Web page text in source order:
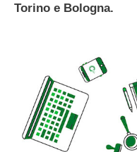
Torino e Bologna.